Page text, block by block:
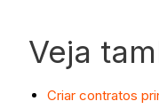
Veja
Criar contratos